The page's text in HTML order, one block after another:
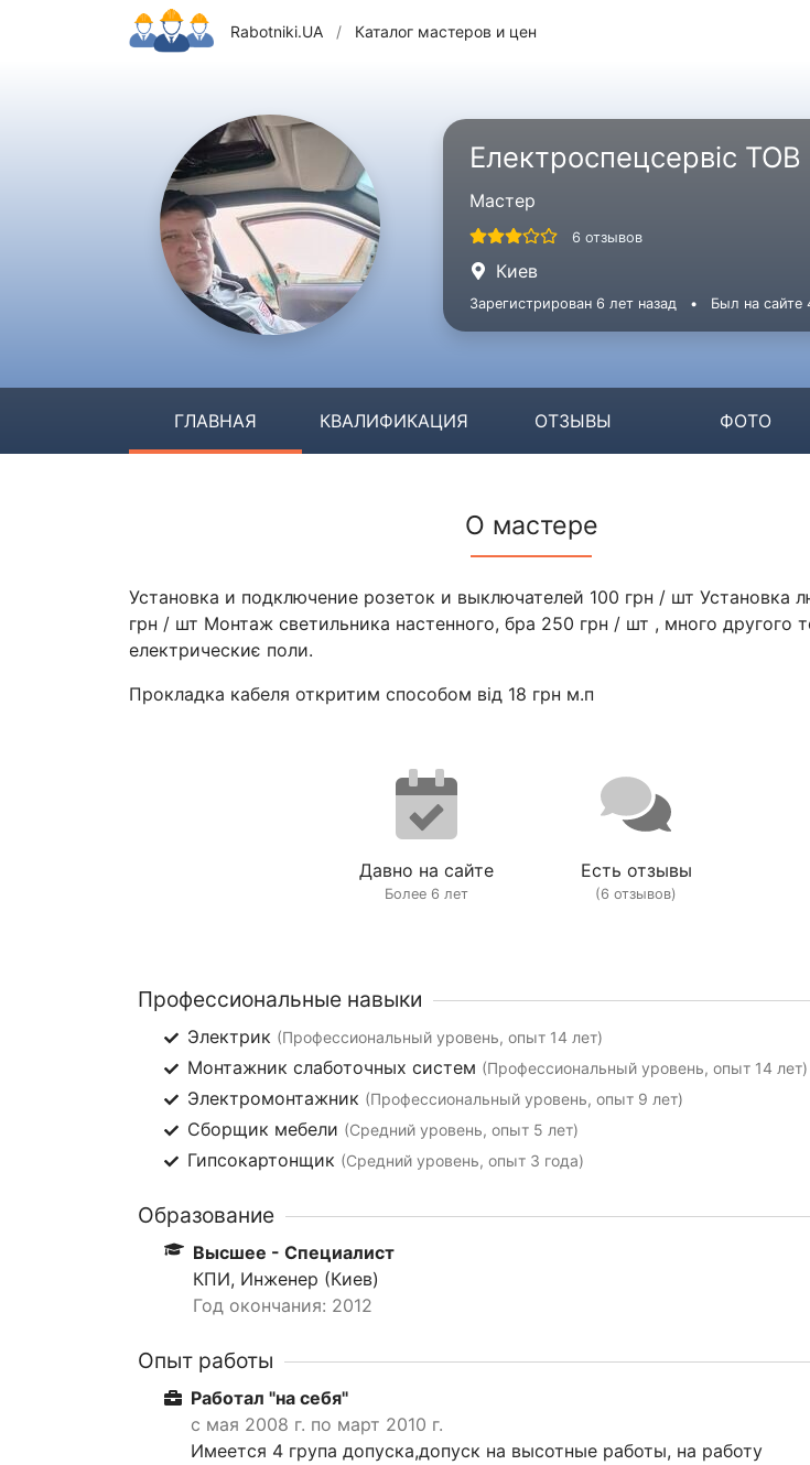
Rabotniki.UA / Каталог мастеров и цен
Електроспецсервіс ТОВ
Мастер
6 отзывов
Киев
Зарегистрирован 6 лет назад • Был на сайте
ГЛАВНАЯ КВАЛИФИКАЦИЯ ОТЗЫВЫ ФОТО
О мастере
Установка и подключение розеток и выключателей 100 грн / шт Установка
грн / шт Монтаж светильника настенного, бра 250 грн / шт , много другого
електрическиє поли.
Прокладка кабеля откритим способом від 18 грн м.п
Давно на сайте
Более 6 лет
Есть отзывы
(6 отзывов)
Профессиональные навыки
Электрик (Профессиональный уровень, опыт 14 лет)
Монтажник слаботочных систем (Профессиональный уровень, опыт 14 лет)
Электромонтажник (Профессиональный уровень, опыт 9 лет)
Сборщик мебели (Средний уровень, опыт 5 лет)
Гипсокартонщик (Средний уровень, опыт 3 года)
Образование
Высшее - Специалист
КПИ, Инженер (Киев)
Год окончания: 2012
Опыт работы
Работал "на себя"
с мая 2008 г. по март 2010 г.
Имеется 4 група допуска,допуск на высотные работы, на работу